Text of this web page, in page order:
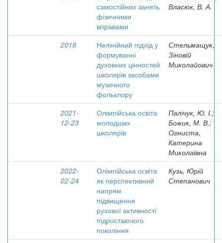
самостійних занять
фізичними
вправами
Власюк, В. А.
2018
Нелінійний підхід у
формуванні
духовних цінностей
школярів засобами
музичного
фольклору
Стельмащук,
Зіновій
Миколайович
2021-
12-23
Олімпійська освіта
молодших
школярів
Палічук, Ю. І.;
Божик, М. В.;
Огниста,
Катерина
Миколаївна
2022-
02-24
Олімпійська освіта
як перспективний
напрям
підвищення
рухової активності
підростаючого
покоління
Кузь, Юрій
Степанович